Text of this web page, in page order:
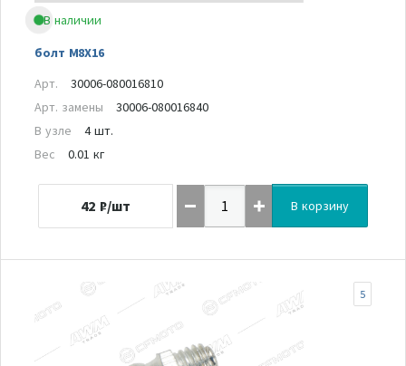
В наличии
болт M8X16
Арт.
30006-080016810
Арт. замены
30006-080016840
В узле
4 шт.
Вес
0.01 кг
42 ₽/шт В корзину
5